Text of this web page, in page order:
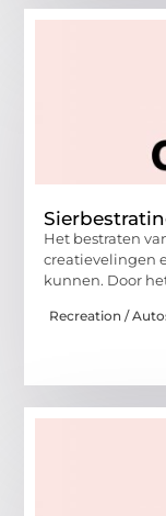
Het bestraten
creatievelingen
kunnen. Door
Recreation /